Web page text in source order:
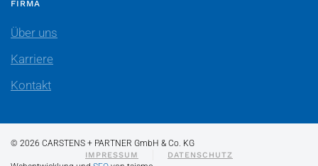
FIRMA
Über uns
Karriere
Kontakt
© 2026 CARSTENS + PARTNER GmbH & Co. KG
IMPRESSUM DATENSCHUTZ